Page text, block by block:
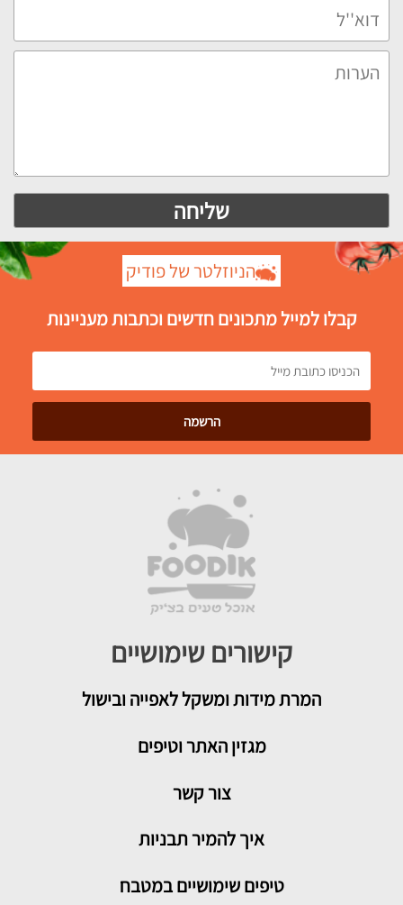
הניוזלטר של פודיק
קבלו למייל מתכונים חדשים וכתבות מעניינות
קישורים שימושיים
המרת מידות ומשקל לאפייה ובישול
מגזין האתר וטיפים
צור קשר
איך להמיר תבניות
טיפים שימושיים במטבח